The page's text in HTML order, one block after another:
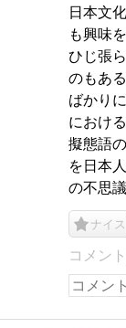
日本文
も興味
ひじ張
のもあ
ばかり
におけ
擬態語
を日本
の不思議
ナイス
コメン